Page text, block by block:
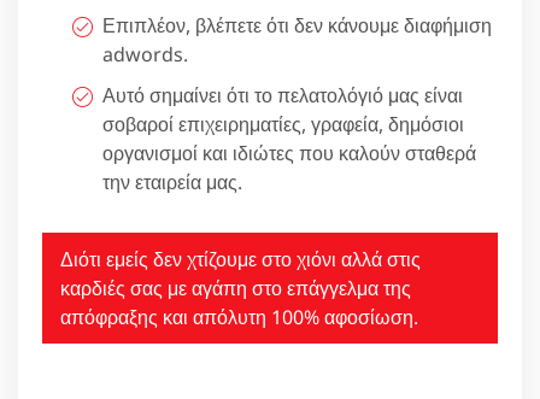
Επιπλέον, βλέπετε ότι δεν κάνουμε διαφήμιση
adwords.
Αυτό σημαίνει ότι το πελατολόγιό μας είναι
σοβαροί επιχειρηματίες, γραφεία, δημόσιοι
οργανισμοί και ιδιώτες που καλούν σταθερά
την εταιρεία μας.
Διότι εμείς δεν χτίζουμε στο χιόνι αλλά στις
καρδιές σας με αγάπη στο επάγγελμα της
απόφραξης και απόλυτη 100% αφοσίωση.